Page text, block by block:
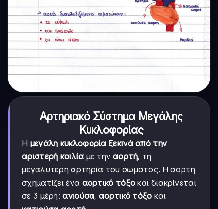
Αρτηριακό Σύστημα Μεγάλης
Κυκλοφορίας
Η μεγάλη κυκλοφορία ξεκινά από την
αριστερή κοιλία με την αορτή, τη
μεγαλύτερη αρτηρία του σώματος. Η αορτή
σχηματίζει ένα αορτικό τόξο και διακρίνεται
σε 3 μέρη:ανιούσα,αορτικό τόξο και